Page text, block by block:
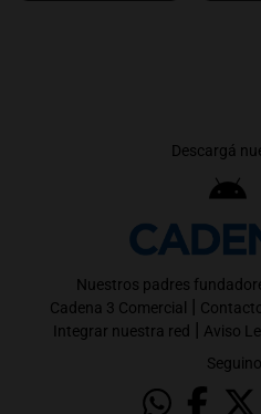
Descargá
Nuestros padres
Cadena 3 Comercial |
Integrar nuestra red | Aviso